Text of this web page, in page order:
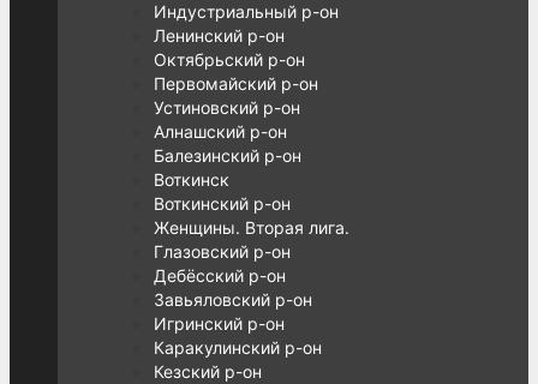
Индустриальный р-он
Ленинский р-он
Октябрьский р-он
Первомайский р-он
Устиновский р-он
Алнашский р-он
Балезинский р-он
Воткинск
Воткинский р-он
Женщины. Вторая лига.
Глазовский р-он
Дебёсский р-он
Завьяловский р-он
Игринский р-он
Каракулинский р-он
Кезский р-он